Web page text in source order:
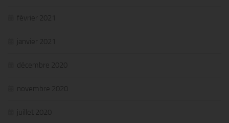
février 2021
janvier 2021
décembre 2020
novembre 2020
juillet 2020